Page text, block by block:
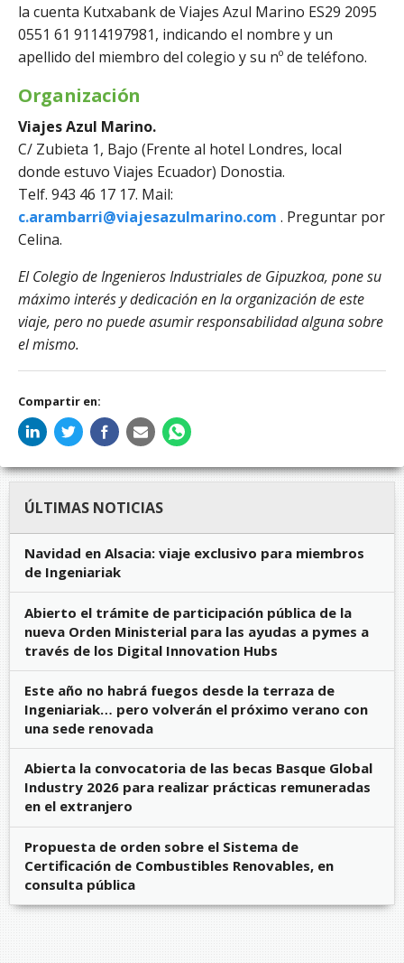
la cuenta Kutxabank de Viajes Azul Marino ES29 2095
0551 61 9114197981, indicando el nombre y un
apellido del miembro del colegio y su nº de teléfono.
Organización
Viajes Azul Marino.
C/ Zubieta 1, Bajo (Frente al hotel Londres, local
donde estuvo Viajes Ecuador) Donostia.
Telf. 943 46 17 17. Mail:
c.arambarri@viajesazulmarino.com . Preguntar por
Celina.
El Colegio de Ingenieros Industriales de Gipuzkoa, pone su
máximo interés y dedicación en la organización de este
viaje, pero no puede asumir responsabilidad alguna sobre
el mismo.
Compartir en:
ÚLTIMAS NOTICIAS
Navidad en Alsacia: viaje exclusivo para miembros
de Ingeniariak
Abierto el trámite de participación pública de la
nueva Orden Ministerial para las ayudas a pymes a
través de los Digital Innovation Hubs
Este año no habrá fuegos desde la terraza de
Ingeniariak… pero volverán el próximo verano con
una sede renovada
Abierta la convocatoria de las becas Basque Global
Industry 2026 para realizar prácticas remuneradas
en el extranjero
Propuesta de orden sobre el Sistema de
Certificación de Combustibles Renovables, en
consulta pública